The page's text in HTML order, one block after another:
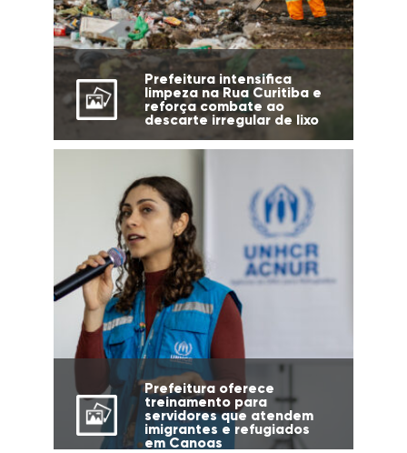
Prefeitura intensifica
limpeza na Rua Curitiba e
reforça combate ao
descarte irregular de lixo
Prefeitura oferece
treinamento para
servidores que atendem
imigrantes e refugiados
em Canoas